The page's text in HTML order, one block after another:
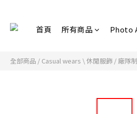
首頁 所有商品 Photo
全部商品 / Casual wears \ 休閒服飾 / 廠隊